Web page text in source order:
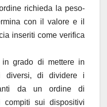
richieda la peso-
con il valore e il
inseriti come verifica
grado di mettere in
diversi, di dividere i
da un ordine di
compiti sui dispositivi